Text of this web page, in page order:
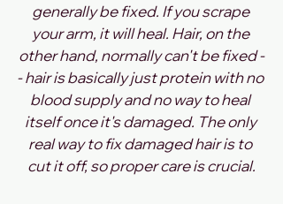
generally be fixed. If you scrape
your arm, it will heal. Hair, on the
other hand, normally can't be fixed -
- hair is basically just protein with no
blood supply and no way to heal
itself once it's damaged. The only
real way to fix damaged hair is to
cut it off, so proper care is crucial.